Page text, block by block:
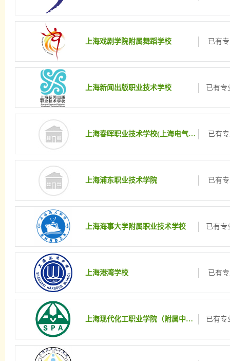
上海戏剧学院附属舞蹈学校 已有
上海新闻出版职业技术学校 已有专
上海春晖职业技术学校(上海电气职业技术学校) 已有
上海浦东职业技术学院 已有
上海海事大学附属职业技术学校 已有专
上海港湾学校 已有
上海现代化工职业学院（附属中职班） 已有专